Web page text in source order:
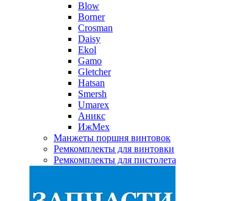
Blow
Borner
Crosman
Daisy
Ekol
Gamo
Gletcher
Hatsan
Smersh
Umarex
Аникс
ИжМех
Манжеты поршня винтовок
Ремкомплекты для винтовки
Ремкомплекты для пистолета